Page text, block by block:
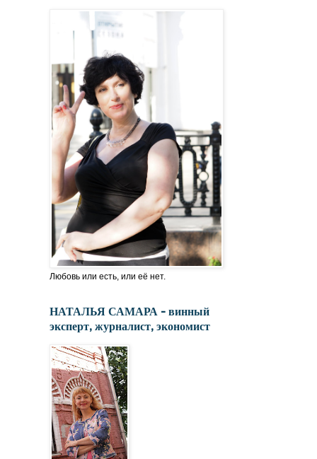
Любовь или есть, или её нет.
НАТАЛЬЯ САМАРА - винный
эксперт, журналист, экономист